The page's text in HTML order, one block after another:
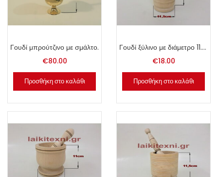
Γουδί μπρούτζινο με σμάλτο.
€80.00
Προσθήκη στο καλάθι
Γουδί ξύλινο με διάμετρο 11.5cm.
€18.00
Προσθήκη στο καλάθι